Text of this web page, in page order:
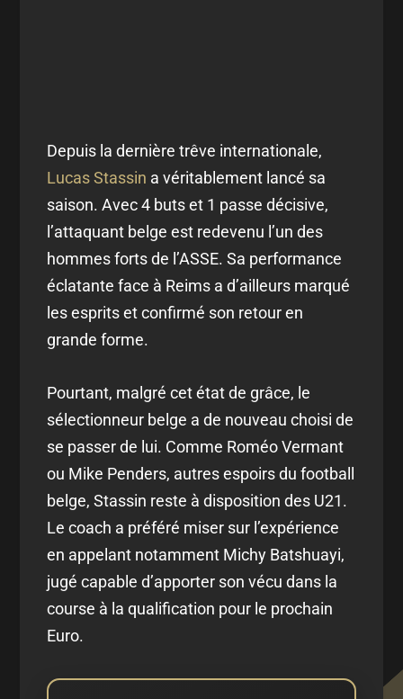
Depuis la dernière trêve internationale,
Lucas Stassin a véritablement lancé sa
saison. Avec 4 buts et 1 passe décisive,
l’attaquant belge est redevenu l’un des
hommes forts de l’ASSE. Sa performance
éclatante face à Reims a d’ailleurs marqué
les esprits et confirmé son retour en
grande forme.
Pourtant, malgré cet état de grâce, le
sélectionneur belge a de nouveau choisi de
se passer de lui. Comme Roméo Vermant
ou Mike Penders, autres espoirs du football
belge, Stassin reste à disposition des U21.
Le coach a préféré miser sur l’expérience
en appelant notamment Michy Batshuayi,
jugé capable d’apporter son vécu dans la
course à la qualification pour le prochain
Euro.